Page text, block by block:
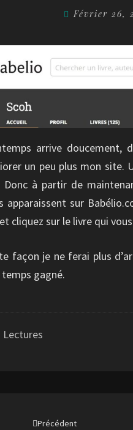
Février 26,
arrive
un peu plus mon site.
à partir de
apparaissent sur
cliquez sur le livre qui
façon je ne ferai plus
temps gagné.
Lectures
Précédent